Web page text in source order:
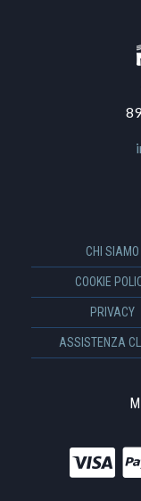
CHI SIAMO
COOKIE
PRIVACY
ASSISTENZA